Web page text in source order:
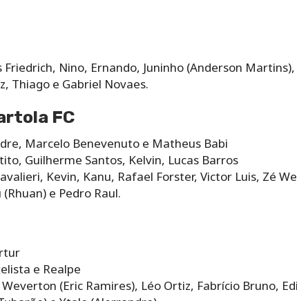
Nino, Ernando, Juninho (Anderson
Thiago e Gabriel Novaes.
FC
Marcelo Benevenuto e Matheus Babi
Guilherme Santos, Kelvin, Lucas Barros
Kevin, Kanu, Rafael Forster, Victor Luis, Zé
e Pedro Raul.
e Realpe
(Eric Ramires), Léo Ortiz, Fabrício Bruno,